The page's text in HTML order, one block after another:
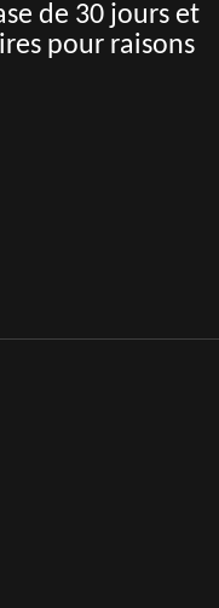
de 30 jours et
pour raisons